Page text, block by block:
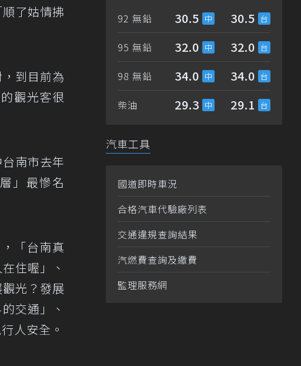
了姑情拂
到目前為
觀光客很
南市去年
」最慘名
「台南真
住喔」、
光？發展
交通」、
人安全。
92 無鉛 30.5 30.5
95 無鉛 32.0 32.0
98 無鉛 34.0 34.0
柴油 29.3 29.1
汽車工具
國道即時車況
合格汽車代驗廠列表
交通違規查詢結果
汽燃費查詢及繳費
監理服務網